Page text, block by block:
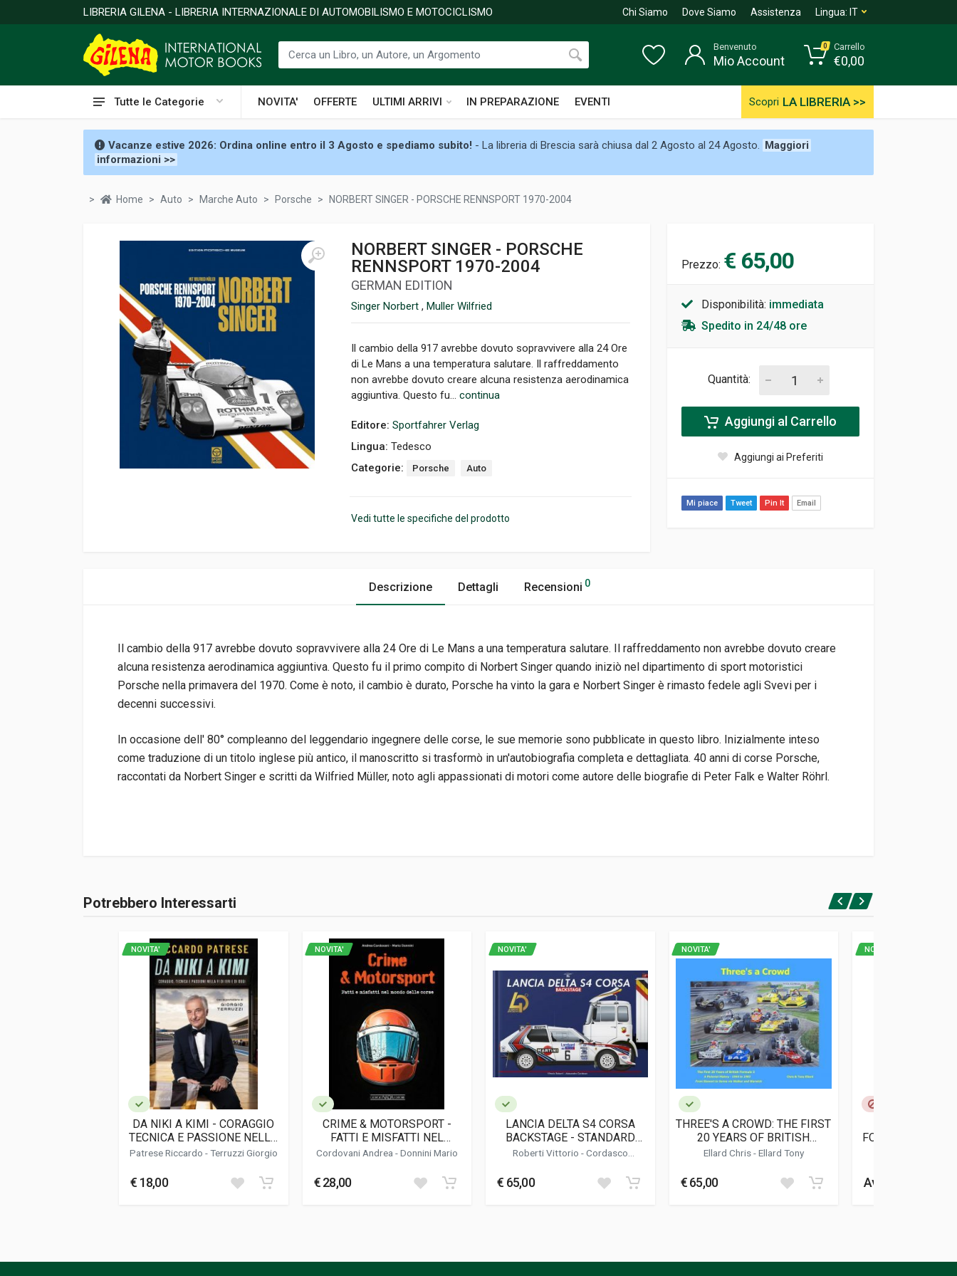
LIBRERIA GILENA - LIBRERIA INTERNAZIONALE DI AUTOMOBILISMO E MOTOCICLISMO Chi Siamo Dove Siamo Assistenza Lingua: IT
Tutte le Categorie NOVITA' OFFERTE ULTIMI ARRIVI IN PREPARAZIONE EVENTI Scopri LA LIBRERIA >>
Benvenuto
Mio Account
0 Carrello
€0,00
Vacanze estive 2026: Ordina online entro il 3 Agosto e spediamo subito! - La libreria di Brescia sarà chiusa dal 2 Agosto al 24 Agosto. Maggiori
informazioni >>
Home Auto Marche Auto Porsche NORBERT SINGER - PORSCHE RENNSPORT 1970-2004
NORBERT SINGER - PORSCHE
RENNSPORT 1970-2004
GERMAN EDITION
Singer Norbert , Muller Wilfried
Il cambio della 917 avrebbe dovuto sopravvivere alla 24 Ore
di Le Mans a una temperatura salutare. Il raffreddamento
non avrebbe dovuto creare alcuna resistenza aerodinamica
aggiuntiva. Questo fu... continua
Editore: Sportfahrer Verlag
Lingua: Tedesco
Categorie:
Porsche Auto
Vedi tutte le specifiche del prodotto
Prezzo: € 65,00
Disponibilità: immediata
Spedito in 24/48 ore
Quantità:
Aggiungi al Carrello
Aggiungi ai Preferiti
Mi piace Tweet Pin It Email
Descrizione Dettagli Recensioni 0
Il cambio della 917 avrebbe dovuto sopravvivere alla 24 Ore di Le Mans a una temperatura salutare. Il raffreddamento non avrebbe dovuto creare
alcuna resistenza aerodinamica aggiuntiva. Questo fu il primo compito di Norbert Singer quando iniziò nel dipartimento di sport motoristici
Porsche nella primavera del 1970. Come è noto, il cambio è durato, Porsche ha vinto la gara e Norbert Singer è rimasto fedele agli Svevi per i
decenni successivi.
In occasione dell' 80° compleanno del leggendario ingegnere delle corse, le sue memorie sono pubblicate in questo libro. Inizialmente inteso
come traduzione di un titolo inglese più antico, il manoscritto si trasformò in un'autobiografia completa e dettagliata. 40 anni di corse Porsche,
raccontati da Norbert Singer e scritti da Wilfried Müller, noto agli appassionati di motori come autore delle biografie di Peter Falk e Walter Röhrl.
ISBN / EAN 9783945390061
Sportfahrer Verlag
Tedesco
02/2020
24,5 x 29 x 3 cm
Informazioni aggiuntive
Genere o Collana Corse
Accedi o registrati
Potrebbero Interessarti
NOVITA'
DA NIKI A KIMI - CORAGGIO
TECNICA E PASSIONE NELLA
F1 DI IERI E DI OGGI
Patrese Riccardo -Terruzzi Giorgio
€ 18,00
NOVITA'
CRIME & MOTORSPORT -
FATTI E MISFATTI NEL
MONDO DELLE CORSE
Cordovani Andrea -Donnini Mario
€ 28,00
NOVITA'
LANCIA DELTA S4 CORSA
BACKSTAGE - STANDARD
EDITION
Roberti Vittorio -Cordasco
€ 65,00
NOVITA'
THREE'S A CROWD: THE FIRST
20 YEARS OF BRITISH
FORMULA 3
Ellard Chris-Ellard Tony
€ 65,00
NOVITA'
FORMULA 1 -
Avvisami